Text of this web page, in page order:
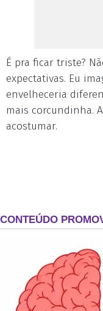
É pra ficar triste?
expectativas. Eu
envelheceria
mais corcundinha.
acostumar.